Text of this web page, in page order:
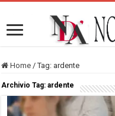
Home / Tag: ardente
Archivio Tag:ardente